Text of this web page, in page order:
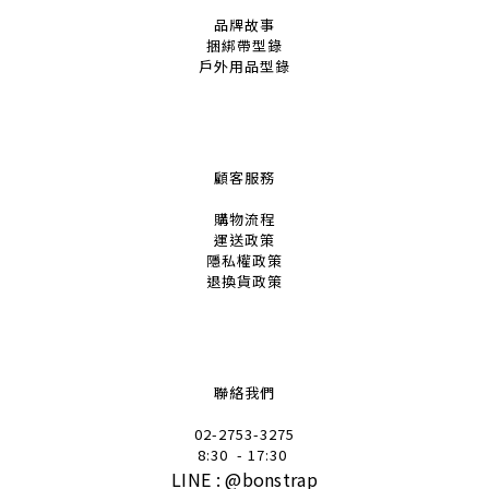
品牌故事
捆綁帶型錄
戶外用品型錄
顧客服務
購物流程
運送政策
隱私權政策
退換貨政策
聯絡我們
02-2753-3275
8:30 - 17:30
LINE :@bonstrap